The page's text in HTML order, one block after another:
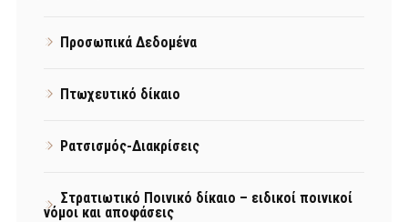
Προσωπικά Δεδομένα
Πτωχευτικό δίκαιο
Ρατσισμός-Διακρίσεις
Στρατιωτικό Ποινικό δίκαιο – ειδικοί ποινικοί
νόμοι και αποφάσεις